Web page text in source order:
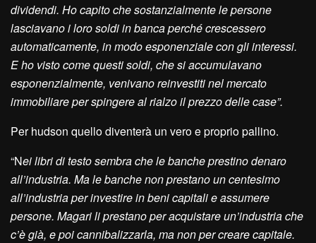
dividendi. Ho capito che sostanzialmente le persone
lasciavano i loro soldi in banca perché crescessero
automaticamente, in modo esponenziale con gli interessi.
E ho visto come questi soldi, che si accumulavano
esponenzialmente, venivano reinvestiti nel mercato
immobiliare per spingere al rialzo il prezzo delle case”.
Per hudson quello diventerà un vero e proprio pallino.
“Nei libri di testo sembra che le banche prestino denaro
all’industria. Ma le banche non prestano un centesimo
all’industria per investire in beni capitali e assumere
persone. Magari li prestano per acquistare un’industria che
c’è già, e poi cannibalizzarla, ma non per creare capitale.